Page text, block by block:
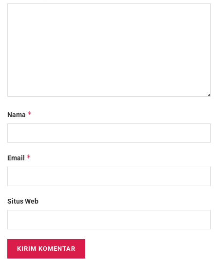
Nama *
Email *
Situs Web